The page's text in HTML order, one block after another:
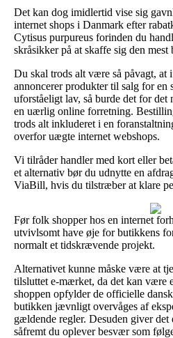
Det kan dog imidlertid vise sig
internet shops i Danmark efter
Cytisus purpureus forinden du
skråsikker på at skaffe sig den mest
Du skal trods alt være så påvagt, at
annoncerer produkter til salg for en
uforståeligt lav, så burde det for
en uærlig online forretning.
trods alt inkluderet i en
overfor uægte internet webshops.
Vi tilråder handler med kort eller
et alternativ bør du udnytte en
ViaBill, hvis du tilstræber at klare
Før folk shopper hos en internet
utvivlsomt have øje for butikkens
normalt et tidskrævende projekt.
Alternativet kunne måske være at
tilsluttet e-mærket, da det kan være
shoppen opfylder de officielle
butikken jævnligt overvåges af
gældende regler. Desuden giver
såfremt du oplever besvær som